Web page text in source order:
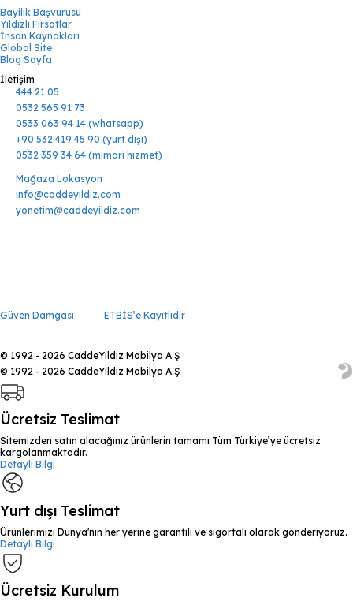
Bayilik Başvurusu
Yıldızlı Fırsatlar
İnsan Kaynakları
Global Site
Blog Sayfa
İletişim
444 21 05
0532 565 91 73
0533 063 94 14 (whatsapp)
+90 532 419 45 90 (yurt dışı)
0532 359 34 64 (mimari hizmet)
Mağaza Lokasyon
info@caddeyildiz.com
yonetim@caddeyildiz.com
Güven Damgası ETBİS’e Kayıtlıdır
© 1992 - 2026 CaddeYıldız Mobilya A.Ş
© 1992 - 2026 CaddeYıldız Mobilya A.Ş
Ücretsiz Teslimat
Sitemizden satın alacağınız ürünlerin tamamı Tüm Türkiye’ye ücretsiz
kargolanmaktadır.
Detaylı Bilgi
Yurt dışı Teslimat
Ürünlerimizi Dünya'nın her yerine garantili ve sigortalı olarak gönderiyoruz.
Detaylı Bilgi
Ücretsiz Kurulum